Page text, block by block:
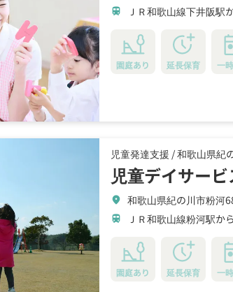
train ＪＲ和歌山線下井阪駅
園庭あり 延長保育 一
児童発達支援 /和歌山県紀
児童デイサービ
location_on 和歌山県紀の川市粉河
train ＪＲ和歌山線粉河駅か
園庭あり 延長保育 一